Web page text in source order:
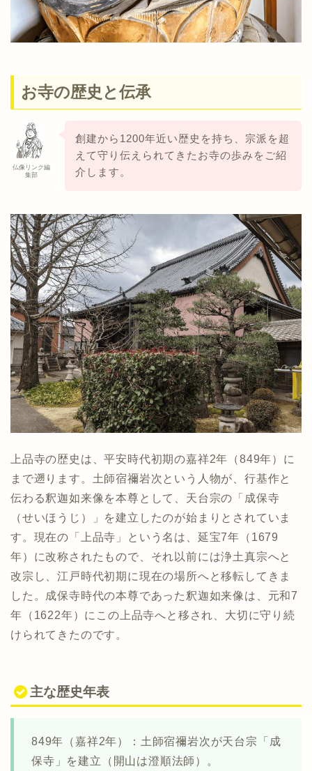
お寺の歴史と伝承
仏像リンク編
集部
創建から1200年近い歴史を持ち、宗派を超
えて守り伝えられてきたお寺の歩みをご紹
介します。
上品寺の歴史は、平安時代初期の嘉祥2年（849年）に
まで遡ります。土師宿禰岩次という人物が、行基作と
伝わる釈迦如来像を本尊として、天台宗の「成保寺
（せいほうじ）」を建立したのが始まりとされていま
す。現在の「上品寺」という名は、延宝7年（1679
年）に改称されたもので、それ以前には浄土真宗へと
改宗し、江戸時代初期に現在の場所へと移転してきま
した。成保寺時代の本尊であった釈迦如来像は、元和7
年（1622年）にこの上品寺へと移され、大切に守り続
けられてきたのです。
主な歴史年表
849年（嘉祥2年）：土師宿禰岩次が天台宗「成
保寺」を建立（開山は澄順法師）。